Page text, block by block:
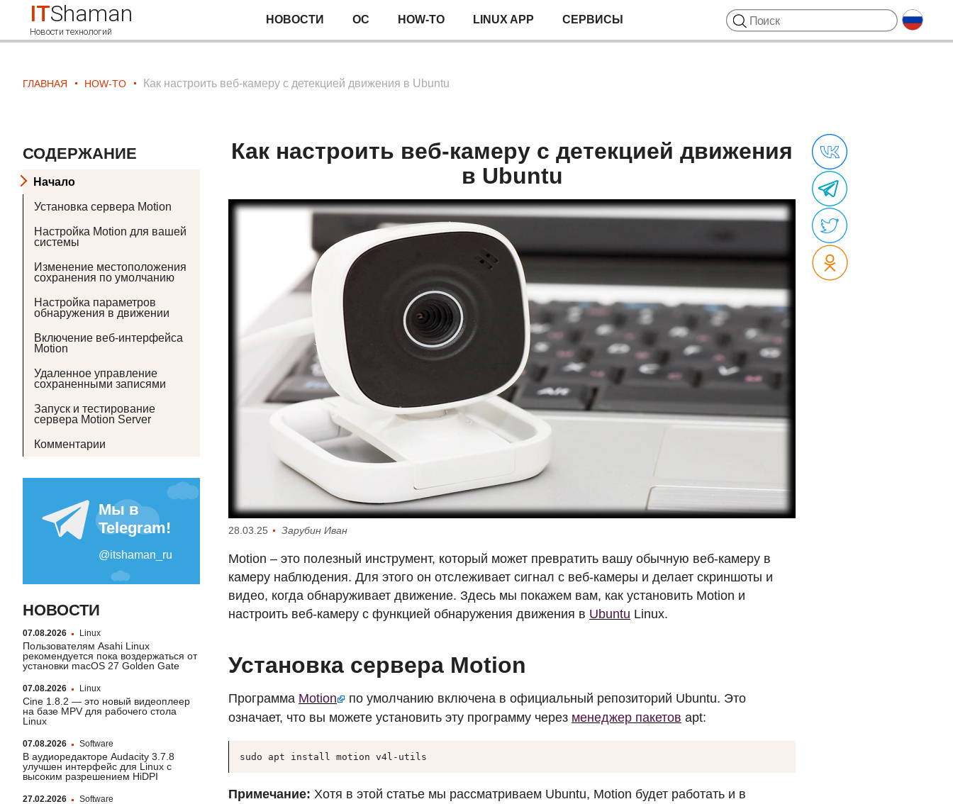
ITShaman
Новости технологий
НОВОСТИ ОС HOW-TO LINUX APP СЕРВИСЫ
ГЛАВНАЯ HOW-TO Как настроить веб-камеру с детекцией движения в Ubuntu
СОДЕРЖАНИЕ
Начало
Установка сервера Motion
Настройка Motion для вашей
системы
Изменение местоположения
сохранения по умолчанию
Настройка параметров
обнаружения в движении
Включение веб-интерфейса
Motion
Удаленное управление
сохраненными записями
Запуск и тестирование
сервера Motion Server
Комментарии
НОВОСТИ
07.08.2026 Linux
Пользователям Asahi Linux
рекомендуется пока воздержаться от
установки macOS 27 Golden Gate
07.08.2026 Linux
Cine 1.8.2 — это новый видеоплеер
на базе MPV для рабочего стола
Linux
07.08.2026 Software
В аудиоредакторе Audacity 3.7.8
улучшен интерфейс для Linux с
высоким разрешением HiDPI
27.02.2026 Software
Как настроить веб-камеру с детекцией движения
в Ubuntu
28.03.25 Зарубин Иван
Motion – это полезный инструмент, который может превратить вашу обычную веб-камеру в
камеру наблюдения. Для этого он отслеживает сигнал с веб-камеры и делает скриншоты и
видео, когда обнаруживает движение. Здесь мы покажем вам, как установить Motion и
настроить веб-камеру с функцией обнаружения движения в Ubuntu Linux.
Установка сервера Motion
Программа Motion
по умолчанию включена в официальный репозиторий Ubuntu. Это
означает, что вы можете установить эту программу через менеджер пакетов apt:
sudo apt install motion v4l-utils
Примечание: Хотя в этой статье мы рассматриваем Ubuntu, Motion будет работать и в